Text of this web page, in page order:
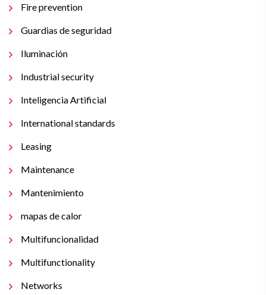
Fire prevention
Guardias de seguridad
Iluminación
Industrial security
Inteligencia Artificial
International standards
Leasing
Maintenance
Mantenimiento
mapas de calor
Multifuncionalidad
Multifunctionality
Networks